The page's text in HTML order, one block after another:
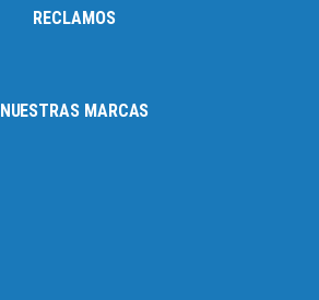
RECLAMOS
NUESTRAS MARCAS